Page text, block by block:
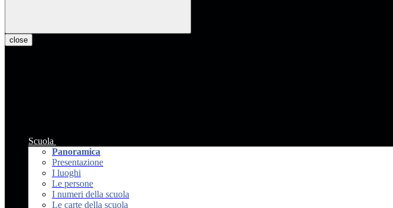
close
Scuola
Panoramica
Presentazione
I luoghi
Le persone
I numeri della scuola
Le carte della scuola